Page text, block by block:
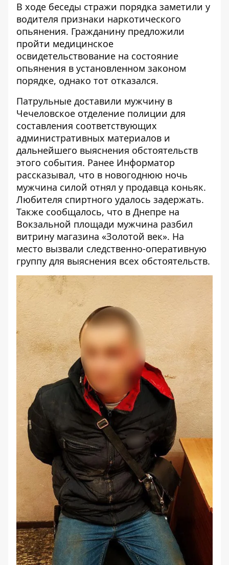
В ходе беседы стражи порядка заметили у
водителя признаки наркотического
опьянения. Гражданину предложили
пройти медицинское
освидетельствование на состояние
опьянения в установленном законом
порядке, однако тот отказался.
Патрульные доставили мужчину в
Чечеловское отделение полиции для
составления соответствующих
административных материалов и
дальнейшего выяснения обстоятельств
этого события. Ранее Информатор
рассказывал, что в новогоднюю ночь
мужчина силой отнял у продавца коньяк.
Любителя спиртного удалось задержать.
Также сообщалось, что в Днепре на
Вокзальной площади мужчина разбил
витрину магазина «Золотой век». На
место вызвали следственно-оперативную
группу для выяснения всех обстоятельств.